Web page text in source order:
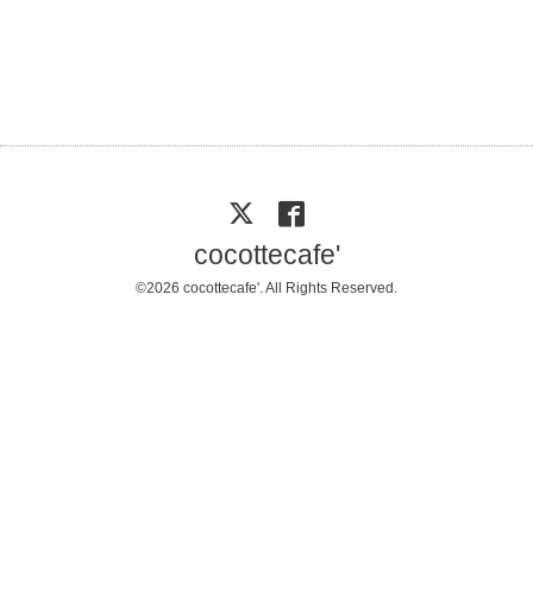
cocottecafe'
©2026 cocottecafe'. All Rights Reserved.